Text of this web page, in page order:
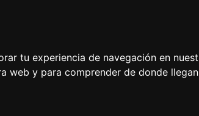
tu experiencia de navegación en
web y para comprender de donde